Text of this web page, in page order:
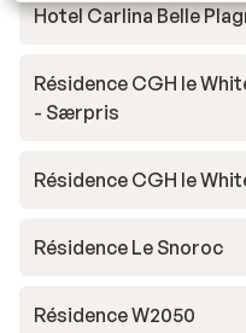
Hotel Carlina Belle
Résidence CGH le
- Særpris
Résidence CGH le
Résidence Le Snoroc
Résidence W2050